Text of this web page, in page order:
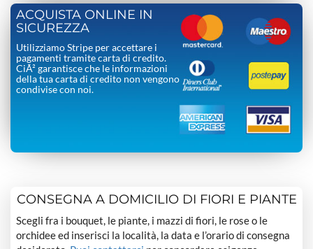
ACQUISTA ONLINE IN
SICUREZZA
Utilizziamo Stripe per accettare i
pagamenti tramite carta di credito.
CiÃ² garantisce che le informazioni
della tua carta di credito non vengono
condivise con noi.
CONSEGNA A DOMICILIO DI FIORI E PIANTE
Scegli fra i bouquet, le piante, i mazzi di fiori, le rose o le
orchidee ed inserisci la località, la data e l’orario di consegna